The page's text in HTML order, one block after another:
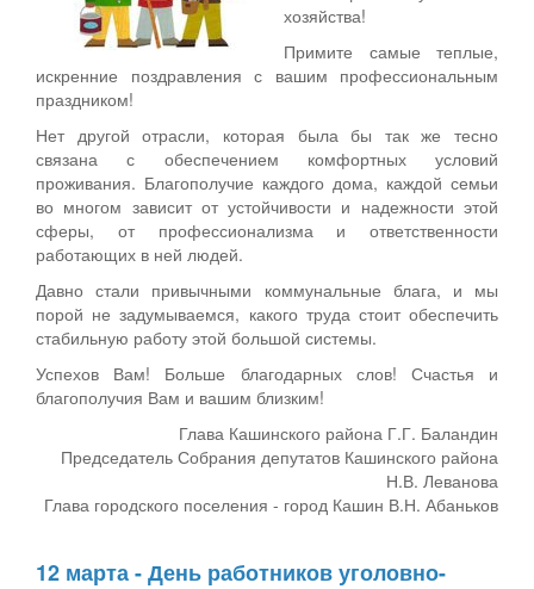
хозяйства!
Примите самые теплые,
искренние поздравления с вашим профессиональным
праздником!
Нет другой отрасли, которая была бы так же тесно
связана с обеспечением комфортных условий
проживания. Благополучие каждого дома, каждой семьи
во многом зависит от устойчивости и надежности этой
сферы, от профессионализма и ответственности
работающих в ней людей.
Давно стали привычными коммунальные блага, и мы
порой не задумываемся, какого труда стоит обеспечить
стабильную работу этой большой системы.
Успехов Вам! Больше благодарных слов! Счастья и
благополучия Вам и вашим близким!
Глава Кашинского района Г.Г. Баландин
Председатель Собрания депутатов Кашинского района
Н.В. Леванова
Глава городского поселения - город Кашин В.Н. Абаньков
12 марта - День работников уголовно-